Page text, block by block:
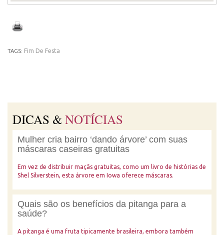
TAGS: Fim De Festa
DICAS &NOTÍCIAS
Mulher cria bairro ‘dando árvore’ com suas
máscaras caseiras gratuitas
Em vez de distribuir maçãs gratuitas, como um livro de histórias de
Shel Silverstein, esta árvore em Iowa oferece máscaras.
Quais são os benefícios da pitanga para a
saúde?
A pitanga é uma fruta tipicamente brasileira, embora também